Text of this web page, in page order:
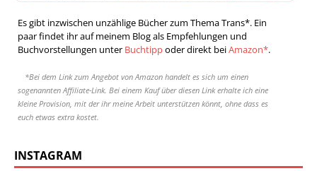
Es gibt inzwischen unzählige Bücher zum Thema Trans*. Ein
paar findet ihr auf meinem Blog als Empfehlungen und
Buchvorstellungen unter Buchtippoder direkt beiAmazon*.
*Bei dem Link zum Angebot von Amazon handelt es sich um einen
sogenannten Affiliate-Link. Bei einem Kauf über diesen Link erhalte ich eine
kleine Provision, mit der ihr meine Arbeit unterstützen könnt, ohne dass es
euch etwas extra kostet.
INSTAGRAM